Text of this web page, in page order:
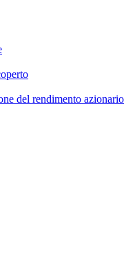
del rendimento azionario